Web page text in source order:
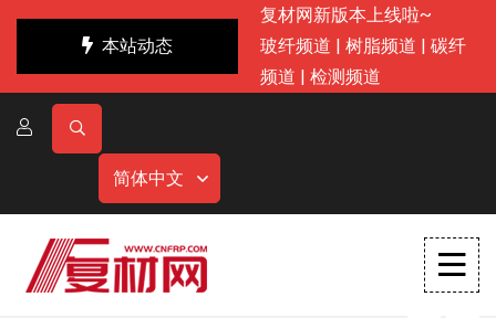
本站动态
复材网新版本上线啦~
玻纤频道 | 树脂频道 | 碳纤
频道 | 检测频道
简体中文